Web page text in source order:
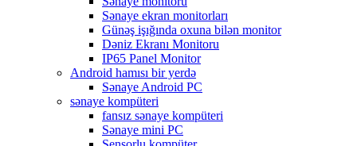
Sənaye ekran monitorları
Günəş işığında oxuna bilən monitor
Dəniz Ekranı Monitoru
IP65 Panel Monitor
Android hamısı bir yerdə
Sənaye Android PC
sənaye kompüteri
fansız sənaye kompüteri
Sənaye mini PC